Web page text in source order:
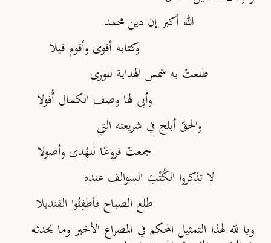
الله أكبر إن دين محمد
وكتابه أقوى وأقوم قيلا
طلعتْ به شمس الهداية للورى
وأبى لها وصف الكمال أُفولا
والحقّ أبلج في شريعته التي
جمعتْ فروعًا للهُدى وأصولا
لا تذكروا الكُتْبَ السوالف عنده
طلع الصباح فأطفِئُوا القنديلا
ويا لله لهذا التمثيل المحكم في المصراع الأخير وما يحدثه